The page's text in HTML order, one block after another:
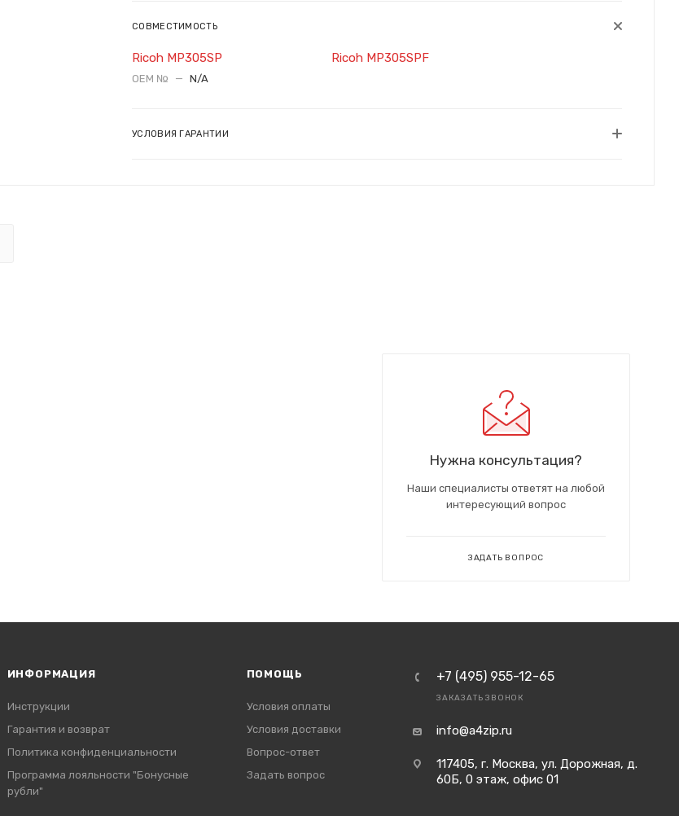
СОВМЕСТИМОСТЬ
Ricoh MP305SP Ricoh MP305SPF
OEM № — N/A
УСЛОВИЯ ГАРАНТИИ
Нужна консультация?
Наши специалисты ответят на любой
интересующий вопрос
ЗАДАТЬ ВОПРОС
ИНФОРМАЦИЯ
Инструкции
Гарантия и возврат
Политика конфиденциальности
Программа лояльности "Бонусные
рубли"
ПОМОЩЬ
Условия оплаты
Условия доставки
Вопрос-ответ
Задать вопрос
+7 (495) 955-12-65
ЗАКАЗАТЬ ЗВОНОК
info@a4zip.ru
117405, г. Москва, ул. Дорожная, д.
60Б, 0 этаж, офис 01